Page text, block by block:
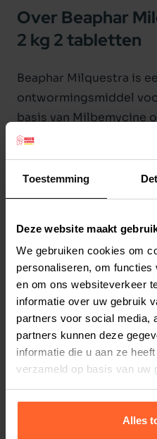
Toestemming
Deze website maakt
We gebruiken cookies om
personaliseren, om
en om ons websiteverkeer
informatie over uw gebruik
partners voor social media,
partners kunnen deze
informatie die u aan ze
verzameld op basis van uw
Alles
Over Beaphar
2 kg 2 tabletten
Beaphar Milquestra is
ontwormingsmiddel
basis van Milbemycine
Beaphar Milquestra
werkzaam tegen:
- Lintwormen
Echinococcus
- Spoelwormen
- Hartwormziekte
behandeling
Geschikt voor katten
lichaamsgewicht.
• Eenvoudig toe te
tablet per dier
• Kleine tabletten met
• Breedst werkend
• Bevat de nr. 1
Stel uw
2 weken
4
Elke
8 weken
10